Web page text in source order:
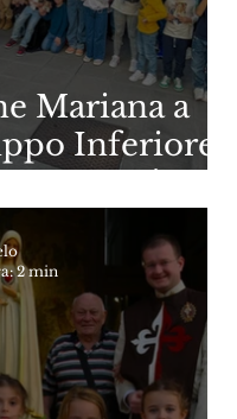
Mariana a
Inferiore e
- Messina
2 min